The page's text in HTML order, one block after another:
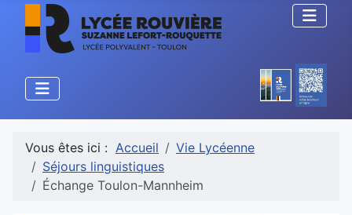
Vous êtes ici : Accueil
Vie Lycéenne
Séjours linguistiques
Échange Toulon-Mannheim